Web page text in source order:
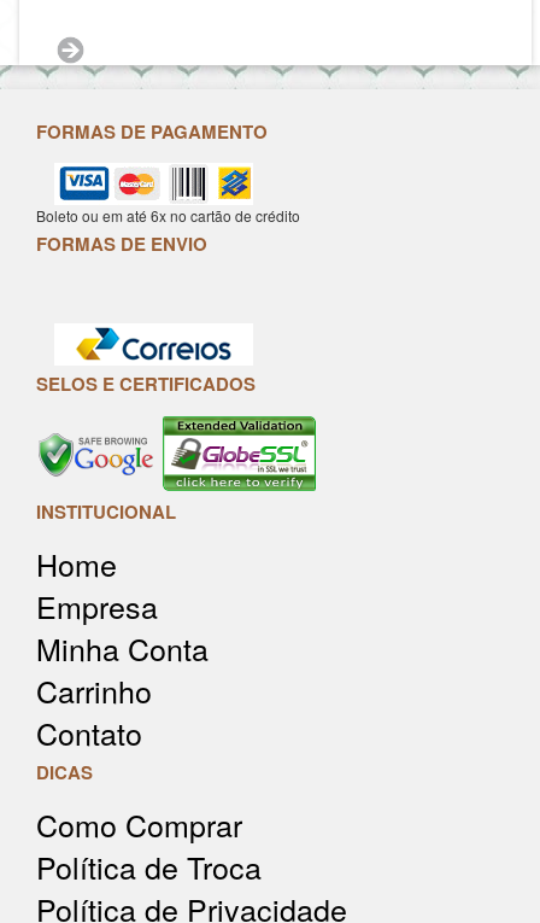
FORMAS DE PAGAMENTO
Boleto ou em até 6x no cartão de crédito
FORMAS DE ENVIO
SELOS E CERTIFICADOS
INSTITUCIONAL
Home
Empresa
Minha Conta
Carrinho
Contato
DICAS
Como Comprar
Política de Troca
Política de Privacidade